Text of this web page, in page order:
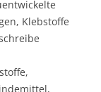
Klebstoffe